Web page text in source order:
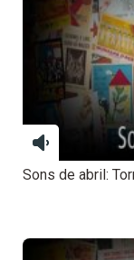
Sons de abril: